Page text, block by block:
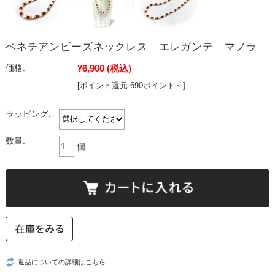
ベネチアンビーズネックレス エレガンテ マノラ
価格: ¥6,900 (税込)
[ポイント還元 690ポイント～]
ラッピング:
数量:
個
返品についての詳細はこちら